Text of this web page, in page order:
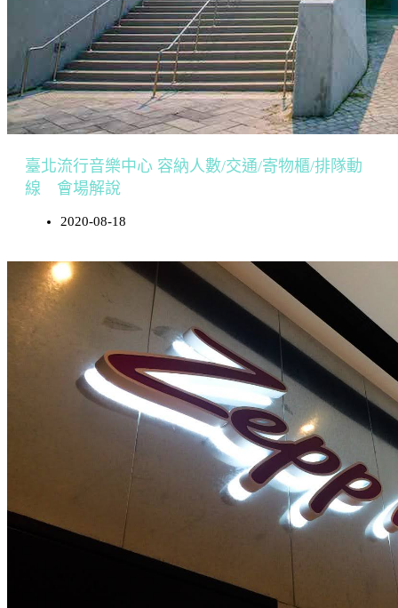
臺北流行音樂中心 容納人數/交通/寄物櫃/排隊動
線 會場解說
2020-08-18